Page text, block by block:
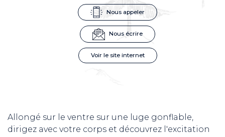
Nous appeler
Nous écrire
Voir le site internet
Allongé sur le ventre sur une luge gonflable,
dirigez avec votre corps et découvrez l'excitation